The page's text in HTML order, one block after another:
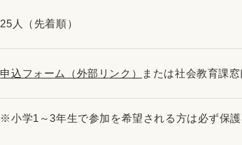
25人（先着順）
申込フォーム（外部リンク） または社会教育課
※小学1～3年生で参加を希望される方は必ず保